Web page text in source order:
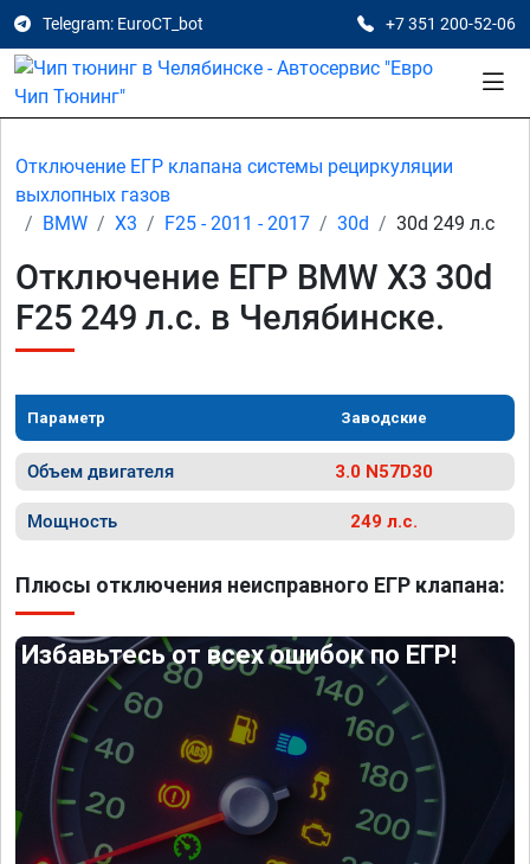
Telegram: EuroCT_bot +7 351 200-52-06
Отключение ЕГР клапана системы рециркуляции
выхлопных газов
BMW
X3 F25 - 2011 - 2017 30d 30d 249 л.с
Отключение ЕГР BMW X3 30d
F25 249 л.с. в Челябинске.
Параметр Заводские
Объем двигателя 3.0 N57D30
Мощность 249 л.с.
Плюсы отключения неисправного ЕГР клапана:
Избавьтесь от всех ошибок по ЕГР!